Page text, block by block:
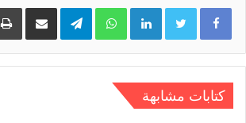
LinkedIn
WhatsApp
Telegram مشاركة عبر البريد
کتابات مشابهة